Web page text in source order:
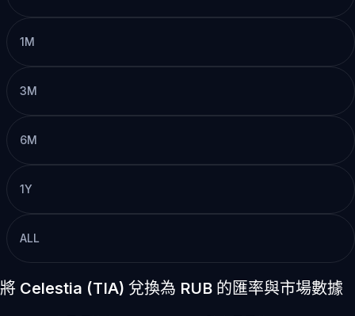
1M
3M
6M
1Y
ALL
將 Celestia (TIA) 兌換為 RUB 的匯率與市場數據